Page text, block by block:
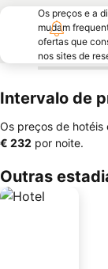
Os preços e a
mudam
ofertas que
nos sites de
Intervalo de
Os preços de hotéis
‎€ 232 por noite.
Outras